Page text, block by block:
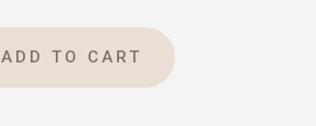
ADD TO CART